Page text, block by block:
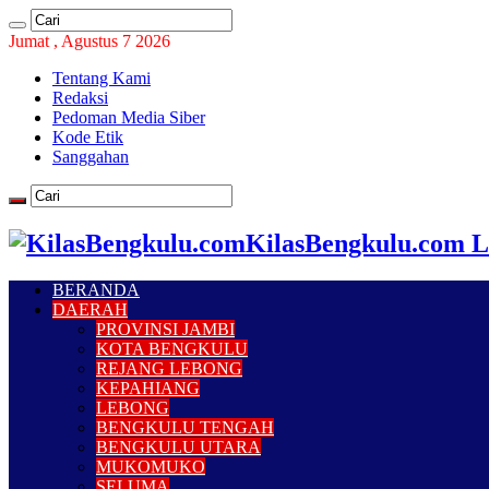
Jumat , Agustus 7 2026
Tentang Kami
Redaksi
Pedoman Media Siber
Kode Etik
Sanggahan
KilasBengkulu.com
BERANDA
DAERAH
PROVINSI JAMBI
KOTA BENGKULU
REJANG LEBONG
KEPAHIANG
LEBONG
BENGKULU TENGAH
BENGKULU UTARA
MUKOMUKO